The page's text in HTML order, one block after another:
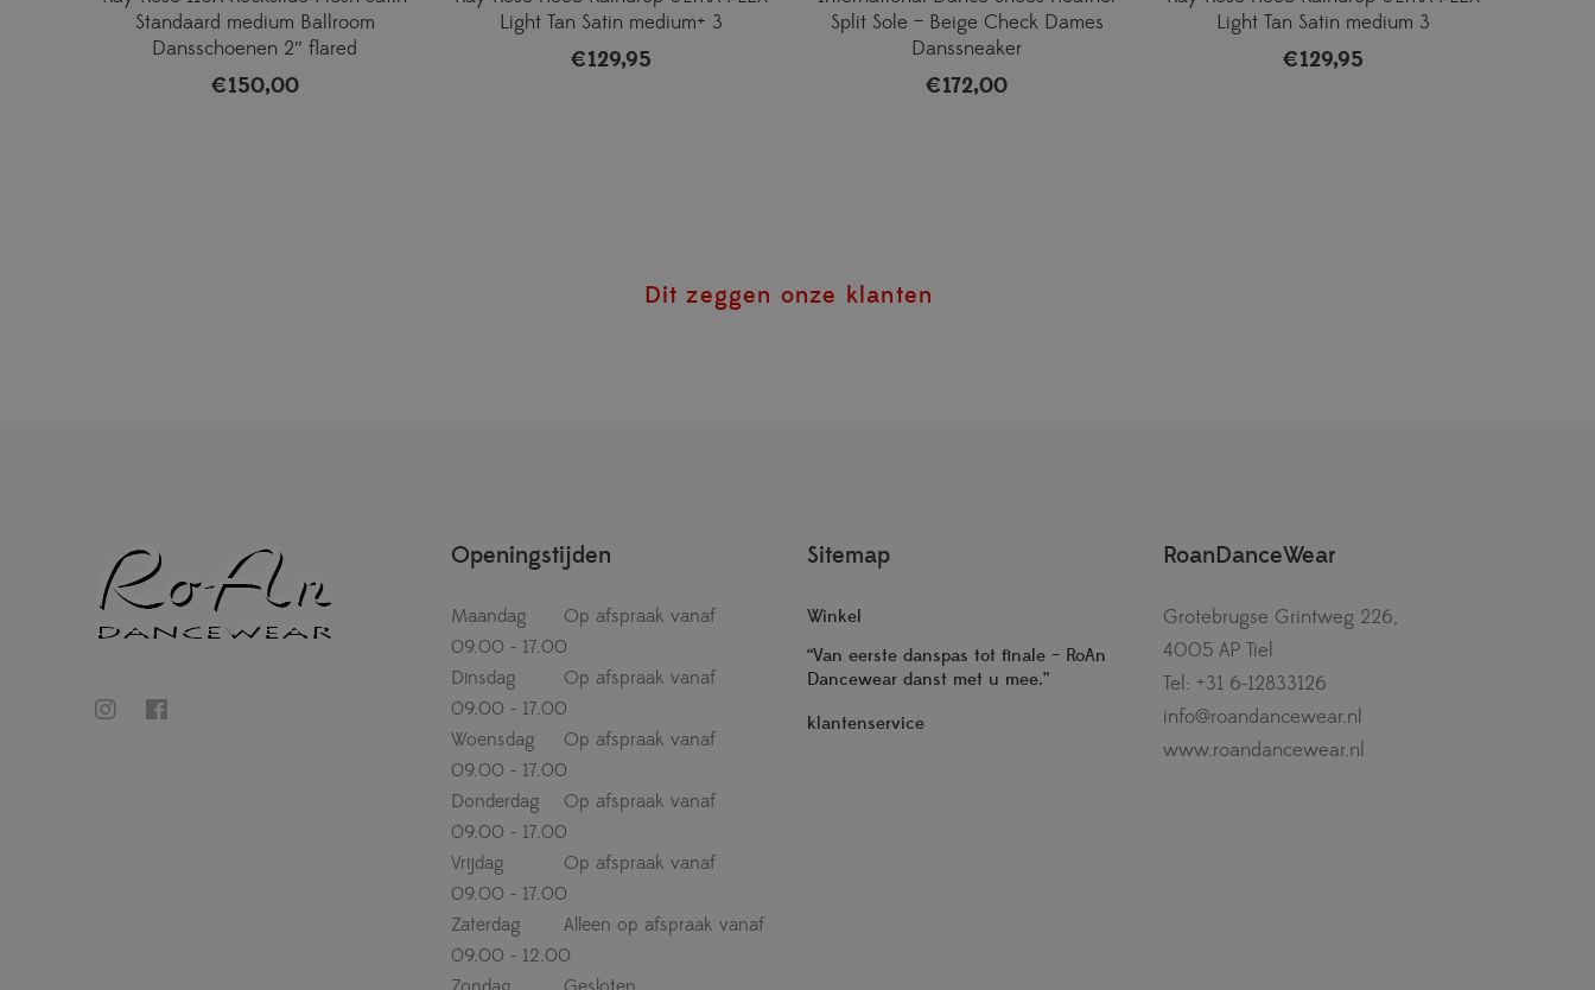
Standaard medium Ballroom
Dansschoenen 2″ flared
€150,00
Light Tan Satin medium+ 3
€129,95
Split Sole – Beige Check Dames
Danssneaker
€172,00
Light Tan Satin medium 3
€129,95
Dit zeggen onze klanten
Openingstijden
Maandag
Op afspraak vanaf
09.00 - 17.00
Dinsdag
Op afspraak vanaf
09.00 - 17.00
Woensdag
Op afspraak vanaf
09.00 - 17.00
Donderdag
Op afspraak vanaf
09.00 - 17.00
Vrijdag
Op afspraak vanaf
09.00 - 17.00
Zaterdag
Alleen op afspraak vanaf
09.00 - 12.00
Sitemap
Winkel
“Van eerste danspas tot finale – RoAn
Dancewear danst met u mee.”
klantenservice
RoanDanceWear
Grotebrugse Grintweg 226,
4005 AP Tiel
Tel: +31 6-12833126
info@roandancewear.nl
www.roandancewear.nl